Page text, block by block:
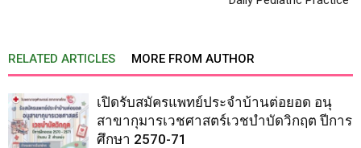
RELATED ARTICLES MORE FROM AUTHOR
เปิดรับสมัครแพทย์ประจำบ้านต่อยอด อนุ
สาขากุมารเวชศาสตร์เวชบำบัดวิกฤต ปีการ
ศึกษา 2570-71